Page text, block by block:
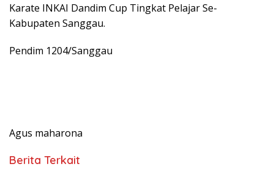
Karate INKAI Dandim Cup Tingkat Pelajar Se-
Kabupaten Sanggau.
Pendim 1204/Sanggau
Agus maharona
Berita Terkait